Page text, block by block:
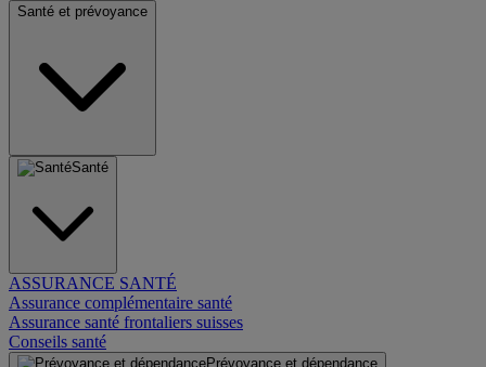
Santé et prévoyance
Santé
ASSURANCE SANTÉ
Assurance complémentaire santé
Assurance santé frontaliers suisses
Conseils santé
Prévoyance et dépendance